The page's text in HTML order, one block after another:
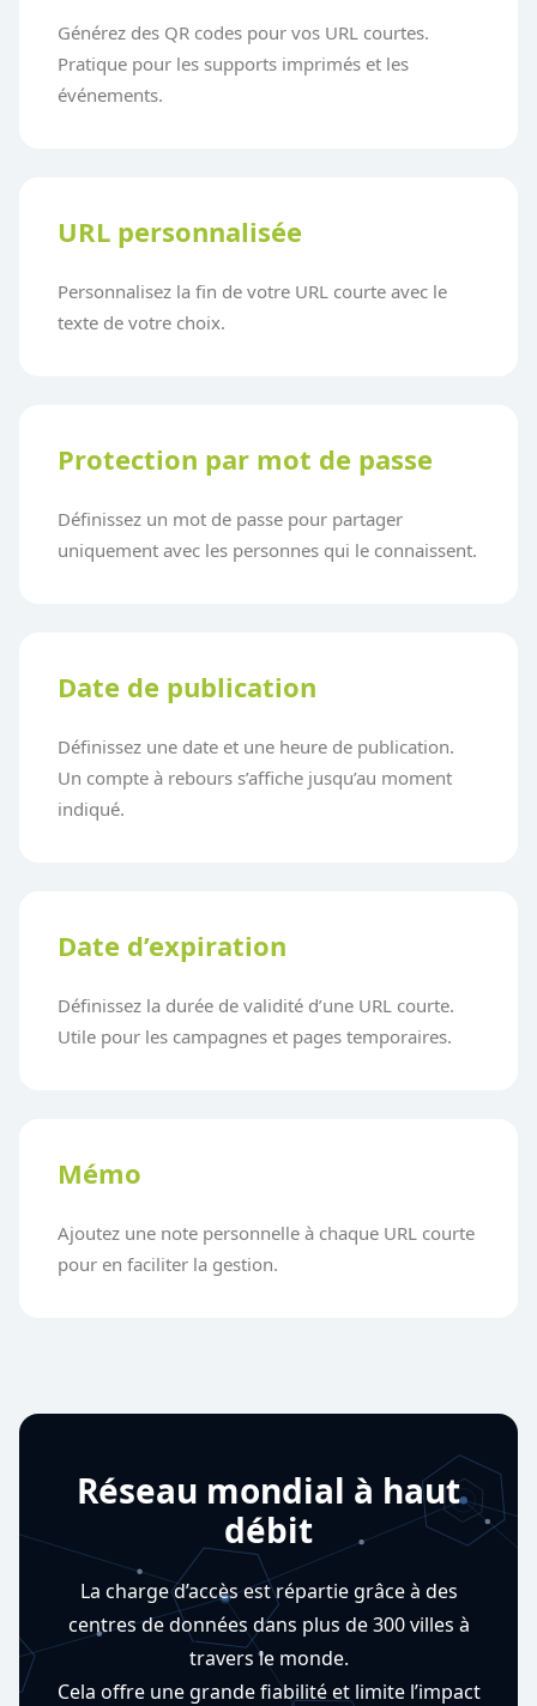
Générez des QR codes pour vos URL courtes.
Pratique pour les supports imprimés et les
événements.
URL personnalisée
Personnalisez la fin de votre URL courte avec le
texte de votre choix.
Protection par mot de passe
Définissez un mot de passe pour partager
uniquement avec les personnes qui le connaissent.
Date de publication
Définissez une date et une heure de publication.
Un compte à rebours s’affiche jusqu’au moment
indiqué.
Date d’expiration
Définissez la durée de validité d’une URL courte.
Utile pour les campagnes et pages temporaires.
Mémo
Ajoutez une note personnelle à chaque URL courte
pour en faciliter la gestion.
Réseau mondial à haut
débit
La charge d’accès est répartie grâce à des
centres de données dans plus de 300 villes à
travers le monde.
Cela offre une grande fiabilité et limite l’impact